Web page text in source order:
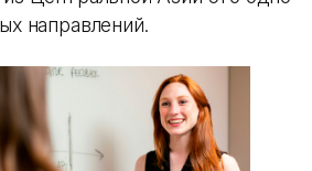
направлений.